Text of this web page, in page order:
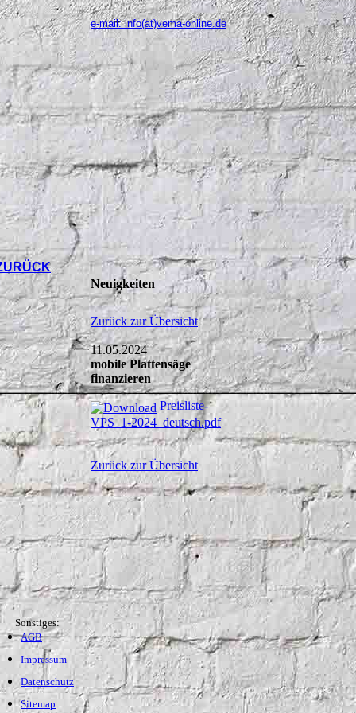
e-mail: info(at)vema-online.de
Neuigkeiten
Zurück zur Übersicht
11.05.2024
mobile Plattensäge
finanzieren
Preisliste-
VPS_1-2024_deutsch.pdf
Zurück zur Übersicht
Sonstiges:
AGB
Impressum
Datenschutz
Sitemap